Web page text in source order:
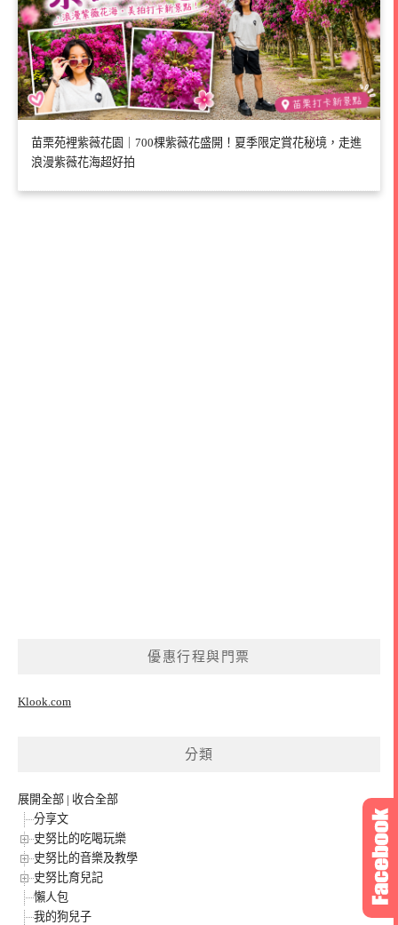
苗栗苑裡紫薇花園｜700棵紫薇花盛開！夏季限定賞花秘境，走進
浪漫紫薇花海超好拍
優惠行程與門票
Klook.com
分類
展開全部 | 收合全部
分享文
史努比的吃喝玩樂
史努比的音樂及教學
史努比育兒記
懶人包
我的狗兒子